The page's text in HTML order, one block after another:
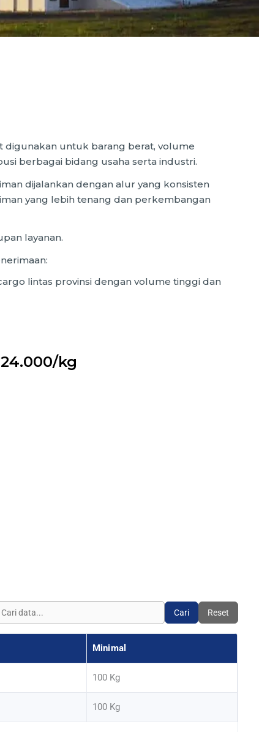
digunakan untuk barang berat, volume
berbagai bidang usaha serta industri.
dijalankan dengan alur yang konsisten
yang lebih tenang dan perkembangan
layanan.
lintas provinsi dengan volume tinggi dan
kg
Cari Reset
Minimal
100 Kg
100 Kg